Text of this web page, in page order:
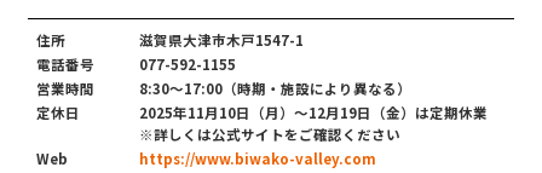
住所
滋賀県大津市木戸1547-1
電話番号
077-592-1155
営業時間
8:30〜17:00（時期・施設により異なる）
定休日
2025年11月10日（月）〜12月19日（金）は定期休業
※詳しくは公式サイトをご確認ください
Web
https://www.biwako-valley.com